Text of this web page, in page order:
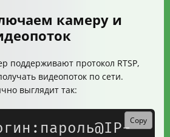
камеру и
поддерживают протокол RTSP,
видеопоток по сети.
выглядит так:
Copy